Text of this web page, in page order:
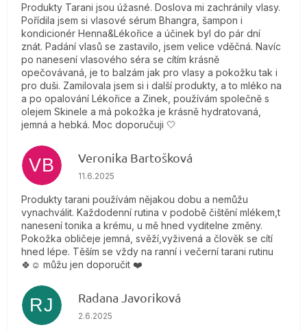
Produkty Tarani jsou úžasné. Doslova mi zachránily vlasy.
Pořídila jsem si vlasové sérum Bhangra, šampon i
kondicionér Henna&Lékořice a účinek byl do pár dní
znát. Padání vlasů se zastavilo, jsem velice vděčná. Navíc
po nanesení vlasového séra se cítím krásně
opečovávaná, je to balzám jak pro vlasy a pokožku tak i
pro duši. Zamilovala jsem si i další produkty, a to mléko na
a po opalování Lékořice a Zinek, používám společně s
olejem Skinele a má pokožka je krásně hydratovaná,
jemná a hebká. Moc doporučuji 🤍
VB Veronika Bartošková
Hodnocení obchodu je 5 z 5 hvězdiček.
11.6.2025
Produkty tarani používám nějakou dobu a nemůžu
vynachválit. Každodenní rutina v podobě čištění mlékem,t
nanesení tonika a krému, u mě hned vyditelne změny.
Pokožka obličeje jemná, svěží,vyživená a člověk se cítí
hned lépe. Těším se vždy na ranní i večerní tarani rutinu
🍀☺️ můžu jen doporučit ❤️
RJ Radana Javoriková
Hodnocení obchodu je 5 z 5 hvězdiček.
2.6.2025